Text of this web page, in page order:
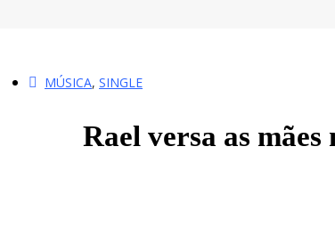
MÚSICA, SINGLE
Rael versa as